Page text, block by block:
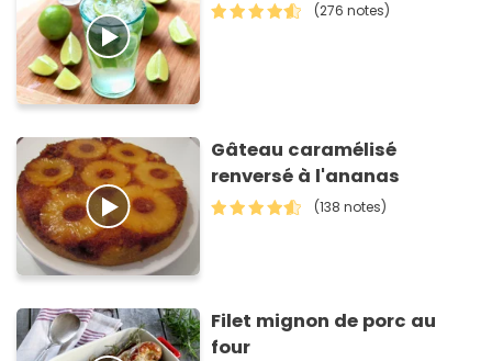
(276 notes)
Gâteau caramélisé
renversé à l'ananas
(138 notes)
Filet mignon de porc au
four